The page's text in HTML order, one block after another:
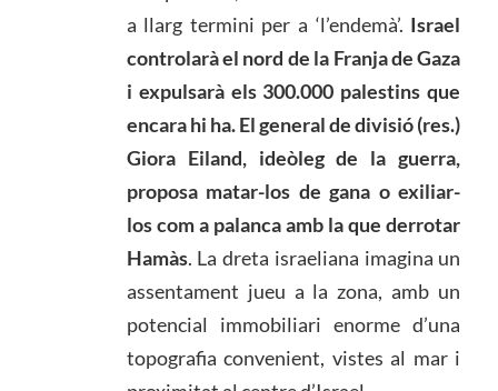
a llarg termini per a ‘l’endemà’. Israel
controlarà el nord de la Franja de Gaza
i expulsarà els 300.000 palestins que
encara hi ha. El general de divisió (res.)
Giora Eiland, ideòleg de la guerra,
proposa matar-los de gana o exiliar-
los com a palanca amb la que derrotar
Hamàs. La dreta israeliana imagina un
assentament jueu a la zona, amb un
potencial immobiliari enorme d’una
topografia convenient, vistes al mar i